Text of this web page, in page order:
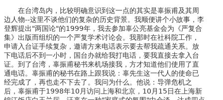
在台湾岛内，比较明确意识到这一点的其实是辜振甫及其周
边人物--这里不谈他们的复杂的历史背景。我顺便讲个小故事，李
登辉提出"两国论"的1999年，我去参加辜公亮基金会为《严复合
集》出版而组织的一个严复学术讨论会。我那时在社科院工作，
申请入台证手续复杂，邀请方来电话表示要去帮我疏通关系。放
下电话后不到一小时，国台办就给我打电话，要我直接去拿入台
证。到了台湾，辜振甫秘书来机场接我，方才知道他们使用了直
通电话。辜振甫的秘书在路上跟我说：辜先生这一代人的使命已
经完成了，再也走不下去了。我问为什么。他说：导弹危机之
后，辜振甫于1998年10月访问上海和北京，10月15日在上海新